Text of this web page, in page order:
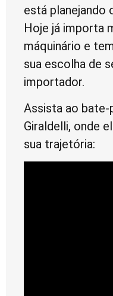
está planejando
Hoje já importa
máquinário e
sua escolha de
importador.
Assista ao
Giraldelli, onde
sua trajetória: